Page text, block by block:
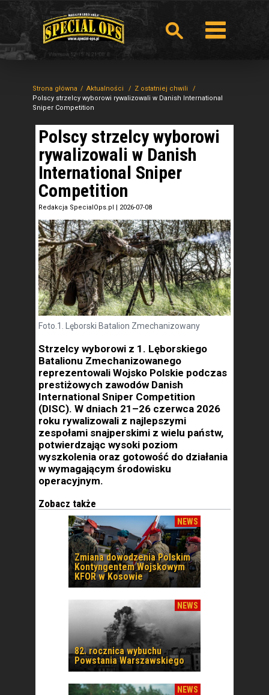
Strona główna Aktualności
Z ostatniej chwili
Polscy strzelcy wyborowi rywalizowali w Danish International
Sniper Competition
Polscy strzelcy wyborowi
rywalizowali w Danish
International Sniper
Competition
Redakcja SpecialOps.pl | 2026-07-08
Foto.1. Lęborski Batalion Zmechanizowany
Strzelcy wyborowi z 1. Lęborskiego
Batalionu Zmechanizowanego
reprezentowali Wojsko Polskie podczas
prestiżowych zawodów Danish
International Sniper Competition
(DISC). W dniach 21–26 czerwca 2026
roku rywalizowali z najlepszymi
zespołami snajperskimi z wielu państw,
potwierdzając wysoki poziom
wyszkolenia oraz gotowość do działania
w wymagającym środowisku
operacyjnym.
Zobacz także
NEWS
Zmiana dowodzenia Polskim
Kontyngentem Wojskowym
KFOR w Kosowie
NEWS
82. rocznica wybuchu
Powstania Warszawskiego
NEWS